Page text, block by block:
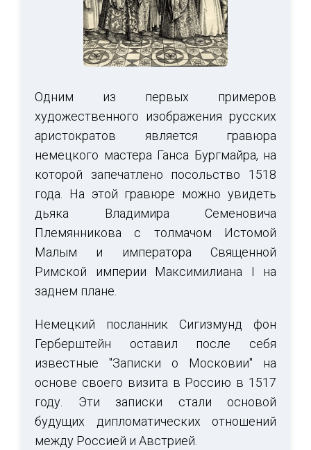
Одним из первых примеров
художественного изображения русских
аристократов является гравюра
немецкого мастера Ганса Бургмайра, на
которой запечатлено посольство 1518
года. На этой гравюре можно увидеть
дьяка Владимира Семеновича
Племянникова с толмачом Истомой
Малым и императора Священной
Римской империи Максимилиана I на
заднем плане.
Немецкий посланник Сигизмунд фон
Герберштейн оставил после себя
известные "Записки о Московии" на
основе своего визита в Россию в 1517
году. Эти записки стали основой
будущих дипломатических отношений
между Россией и Австрией.